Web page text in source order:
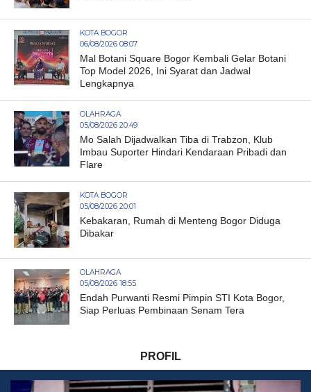
KOTA BOGOR
06/08/2026 08:07
Mal Botani Square Bogor Kembali Gelar Botani
Top Model 2026, Ini Syarat dan Jadwal
Lengkapnya
OLAHRAGA
05/08/2026 20:49
Mo Salah Dijadwalkan Tiba di Trabzon, Klub
Imbau Suporter Hindari Kendaraan Pribadi dan
Flare
KOTA BOGOR
05/08/2026 20:01
Kebakaran, Rumah di Menteng Bogor Diduga
Dibakar
OLAHRAGA
05/08/2026 18:55
Endah Purwanti Resmi Pimpin STI Kota Bogor,
Siap Perluas Pembinaan Senam Tera
PROFIL